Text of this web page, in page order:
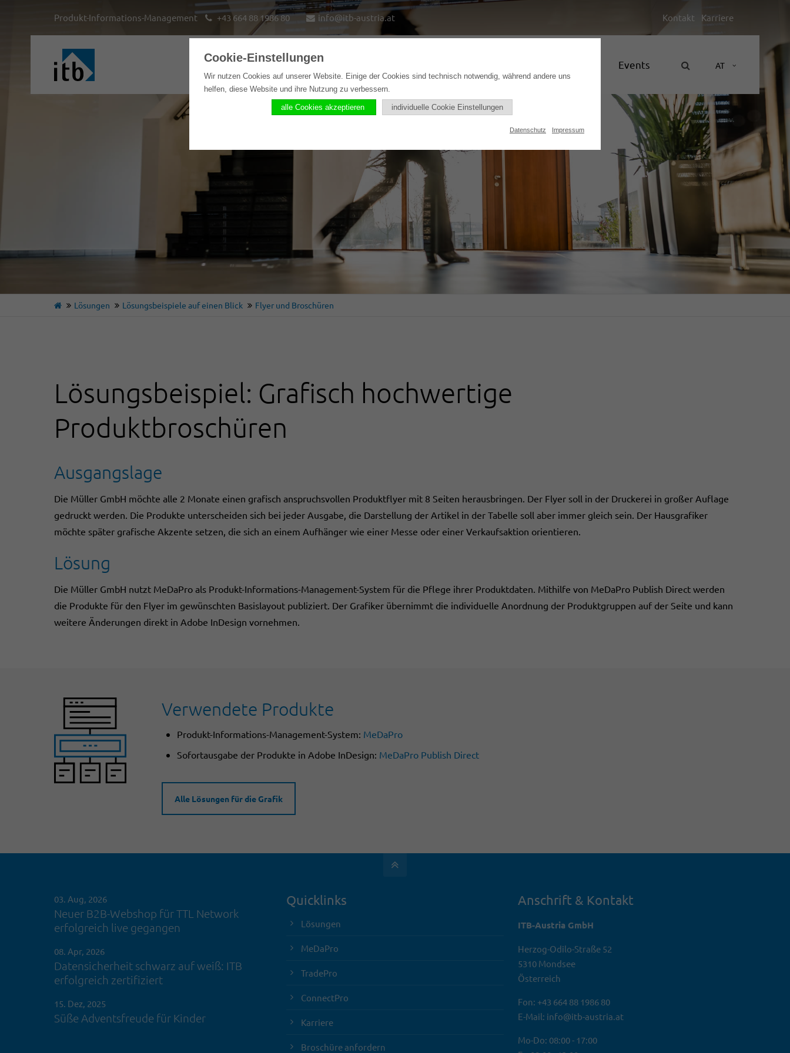
Kontakt Karriere
Produkt-Informations-Management +43 664 88 1986 80 info@itb-austria.at
AT
Home Lösungen Events
Lösungen Lösungsbeispiele auf einen Blick Flyer und Broschüren
Lösungsbeispiel: Grafisch hochwertige
Produktbroschüren
Ausgangslage
Die Müller GmbH möchte alle 2 Monate einen grafisch anspruchsvollen Produktflyer mit 8 Seiten herausbringen. Der Flyer soll in der Druckerei in großer Auflage
gedruckt werden. Die Produkte unterscheiden sich bei jeder Ausgabe, die Darstellung der Artikel in der Tabelle soll aber immer gleich sein. Der Hausgrafiker
möchte später grafische Akzente setzen, die sich an einem Aufhänger wie einer Messe oder einer Verkaufsaktion orientieren.
Lösung
Die Müller GmbH nutzt MeDaPro als Produkt-Informations-Management-System für die Pflege ihrer Produktdaten. Mithilfe von MeDaPro Publish Direct werden
die Produkte für den Flyer im gewünschten Basislayout publiziert. Der Grafiker übernimmt die individuelle Anordnung der Produktgruppen auf der Seite und kann
weitere Änderungen direkt in Adobe InDesign vornehmen.
Verwendete Produkte
Produkt-Informations-Management-System: MeDaPro
Sofortausgabe der Produkte in Adobe InDesign: MeDaPro Publish Direct
Alle Lösungen für die Grafik
03. Aug, 2026
Neuer B2B-Webshop für TTL Network
erfolgreich live gegangen
08. Apr, 2026
Datensicherheit schwarz auf weiß: ITB
erfolgreich zertifiziert
15. Dez, 2025
Süße Adventsfreude für Kinder
Quicklinks
Lösungen
MeDaPro
TradePro
ConnectPro
Karriere
Broschüre anfordern
Anschrift & Kontakt
ITB-Austria GmbH
Herzog-Odilo-Straße 52
5310 Mondsee
Österreich
Fon: +43 664 88 1986 80
E-Mail: info@itb-austria.at
Mo-Do: 08:00 - 17:00
Cookie-Einstellungen
Wir nutzen Cookies auf unserer Website. Einige der Cookies sind technisch notwendig, während andere uns
helfen, diese Website und ihre Nutzung zu verbessern.
alle Cookies akzeptieren individuelle Cookie Einstellungen
Datenschutz Impressum